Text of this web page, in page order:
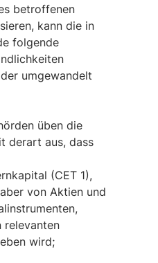
betroffenen
kann die in
folgende
umgewandelt
üben die
derart aus, dass
(CET 1),
von Aktien und
relevanten
wird;